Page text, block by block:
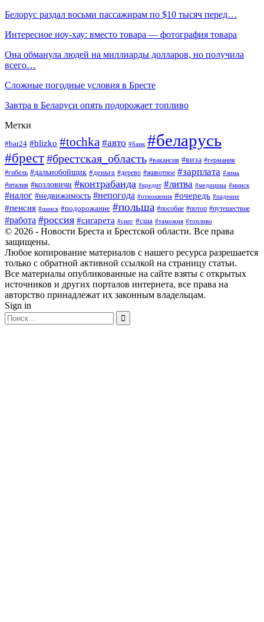
Белорус раздал восьми пассажирам по $10 тысяч перед…
Интересное ноу-хау: вместо товара — фотография товара
Она обманула людей на миллиарды долларов, но получила
всего…
Сложные погодные условия в Бресте
Завтра в Беларуси опять подорожает топливо
Метки
#bar24 #blizko #tochka #авто #банк #беларусь
#брест#брестская_область #вакансия #виза #германия
#гибель #дальнобойщик #деньга #дерево #животное #зарплата #зима
#италия #козловичи #контрабанда #кредит #литва #медицина #минск
#налог #недвижимость #непогода #отношения #очередь #падение
#пенсия #пинск #подорожание #польша #пособие #потоп #путешествие
#работа #россия #сигарета #снег #сша #таможня #топливо
© 2026 - Новости Бреста и Брестской области. Все права
защищены.
Любое копирование материалов с нашего ресурса разрешается
только с обратной активной ссылкой на страницу статьи.
Все материалы опубликованные на сайте взяты с открытых
источников и других порталов интернета, все права на
авторство принадлежат их законным владельцам.
Sign in